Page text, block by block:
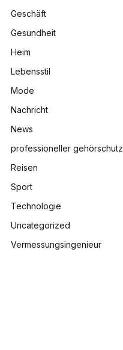
Geschäft
Gesundheit
Heim
Lebensstil
Mode
Nachricht
News
professioneller gehörschutz
Reisen
Sport
Technologie
Uncategorized
Vermessungsingenieur